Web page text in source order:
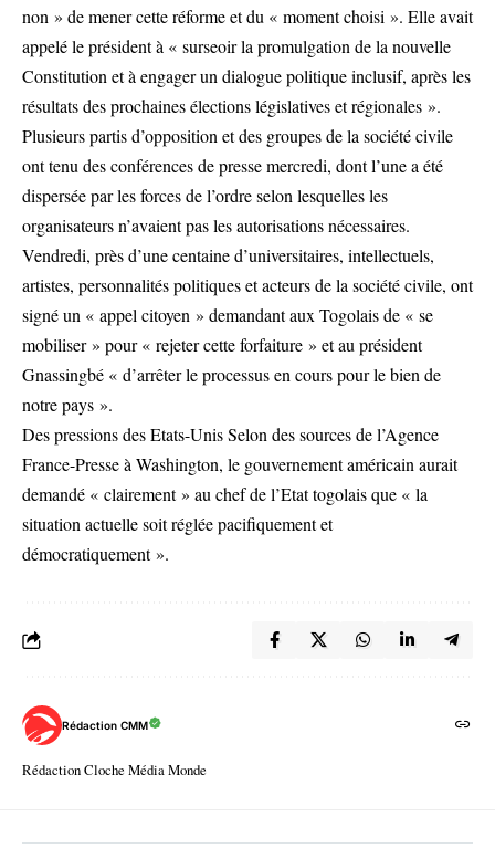
non » de mener cette réforme et du « moment choisi ». Elle avait
appelé le président à « surseoir la promulgation de la nouvelle
Constitution et à engager un dialogue politique inclusif, après les
résultats des prochaines élections législatives et régionales ».
Plusieurs partis d’opposition et des groupes de la société civile
ont tenu des conférences de presse mercredi, dont l’une a été
dispersée par les forces de l’ordre selon lesquelles les
organisateurs n’avaient pas les autorisations nécessaires.
Vendredi, près d’une centaine d’universitaires, intellectuels,
artistes, personnalités politiques et acteurs de la société civile, ont
signé un « appel citoyen » demandant aux Togolais de « se
mobiliser » pour « rejeter cette forfaiture » et au président
Gnassingbé « d’arrêter le processus en cours pour le bien de
notre pays ».
Des pressions des Etats-Unis Selon des sources de l’Agence
France-Presse à Washington, le gouvernement américain aurait
demandé « clairement » au chef de l’Etat togolais que « la
situation actuelle soit réglée pacifiquement et
démocratiquement ».
Rédaction CMM
Rédaction Cloche Média Monde